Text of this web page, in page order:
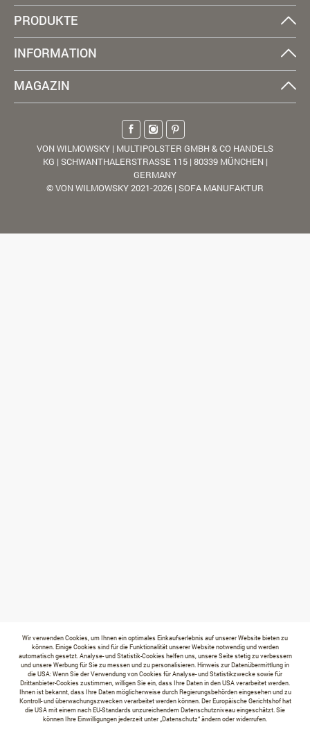
PRODUKTE
INFORMATION
MAGAZIN
VON WILMOWSKY | MULTIPOLSTER GMBH & CO HANDELS
KG | SCHWANTHALERSTRASSE 115 | 80339 MÜNCHEN |
GERMANY
© VON WILMOWSKY 2021-2026 | SOFA MANUFAKTUR
Wir verwenden Cookies, um Ihnen ein optimales Einkaufserlebnis auf unserer Website bieten zu
können. Einige Cookies sind für die Funktionalität unserer Website notwendig und werden
automatisch gesetzt. Analyse- und Statistik-Cookies helfen uns, unsere Seite stetig zu verbessern
und unsere Werbung für Sie zu messen und zu personalisieren. Hinweis zur Datenübermittlung in
die USA: Wenn Sie der Verwendung von Cookies für Analyse- und Statistikzwecke sowie für
Drittanbieter-Cookies zustimmen, willigen Sie ein, dass Ihre Daten in den USA verarbeitet werden.
Ihnen ist bekannt, dass Ihre Daten möglicherweise durch Regierungsbehörden eingesehen und zu
Kontroll- und überwachungszwecken verarbeitet werden können. Der Europäische Gerichtshof hat
die USA mit einem nach EU-Standards unzureichendem Datenschutzniveau eingeschätzt. Sie
können Ihre Einwilligungen jederzeit unter „Datenschutz“ ändern oder widerrufen.